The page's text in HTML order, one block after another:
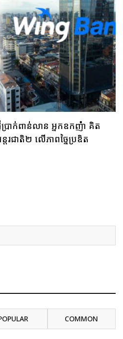
និងក្រុមហ៊ុន អាយជី អាណា
ដៃគូយុទ្ធសាស្ត្រផ្នែកបច្ចេកវិទ្យា
COMMON